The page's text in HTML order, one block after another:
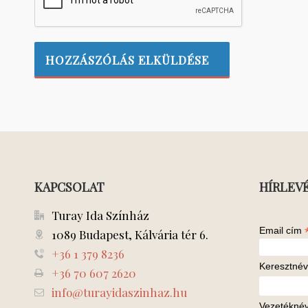
KAPCSOLAT
Turay Ida Színház
1089 Budapest, Kálvária tér 6.
+36 1 379 8236
+36 70 607 2620
info@turayidaszinhaz.hu
Email cím
Keresztnév